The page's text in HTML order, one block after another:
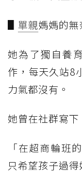
▋ 單親媽媽的
她為了獨自養
作，每天久站8
力氣都沒有。
她曾在社群寫下
「在超商輪班
只希望孩子過得